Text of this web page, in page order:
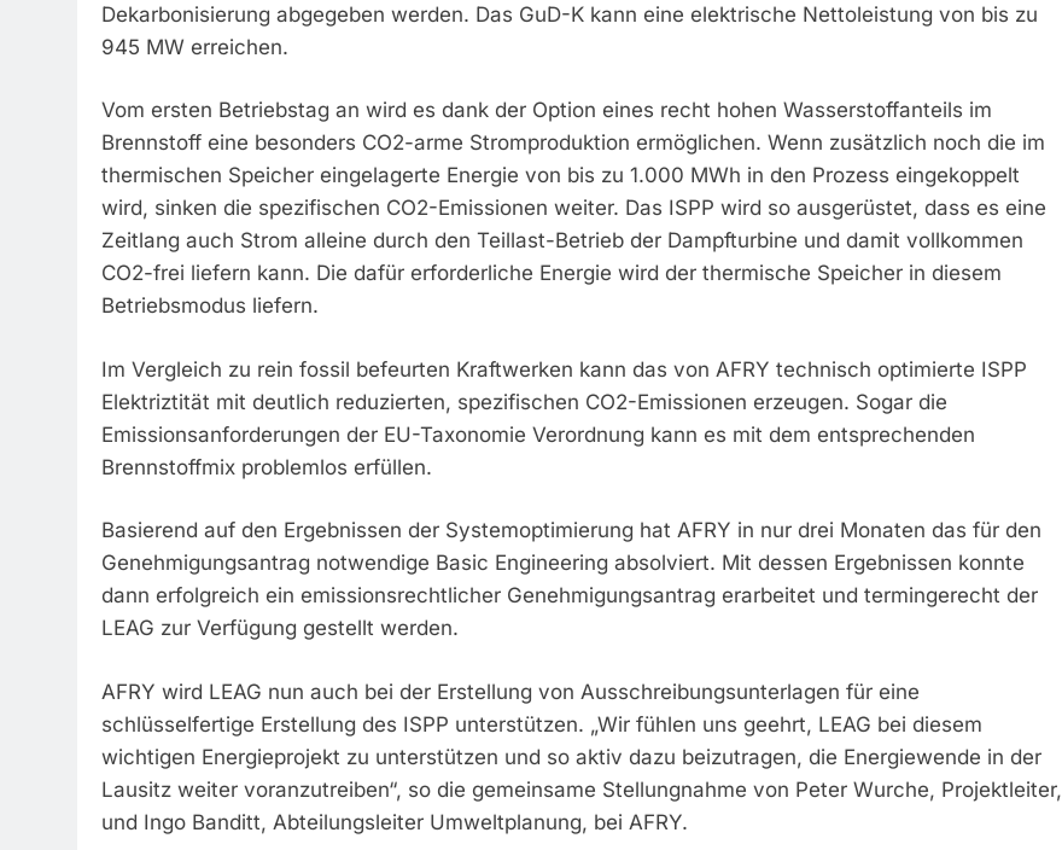
Dekarbonisierung abgegeben werden. Das GuD-K kann eine elektrische Nettoleistung von bis zu
945 MW erreichen.
Vom ersten Betriebstag an wird es dank der Option eines recht hohen Wasserstoffanteils im
Brennstoff eine besonders CO2-arme Stromproduktion ermöglichen. Wenn zusätzlich noch die im
thermischen Speicher eingelagerte Energie von bis zu 1.000 MWh in den Prozess eingekoppelt
wird, sinken die spezifischen CO2-Emissionen weiter. Das ISPP wird so ausgerüstet, dass es eine
Zeitlang auch Strom alleine durch den Teillast-Betrieb der Dampfturbine und damit vollkommen
CO2-frei liefern kann. Die dafür erforderliche Energie wird der thermische Speicher in diesem
Betriebsmodus liefern.
Im Vergleich zu rein fossil befeurten Kraftwerken kann das von AFRY technisch optimierte ISPP
Elektriztität mit deutlich reduzierten, spezifischen CO2-Emissionen erzeugen. Sogar die
Emissionsanforderungen der EU-Taxonomie Verordnung kann es mit dem entsprechenden
Brennstoffmix problemlos erfüllen.
Basierend auf den Ergebnissen der Systemoptimierung hat AFRY in nur drei Monaten das für den
Genehmigungsantrag notwendige Basic Engineering absolviert. Mit dessen Ergebnissen konnte
dann erfolgreich ein emissionsrechtlicher Genehmigungsantrag erarbeitet und termingerecht der
LEAG zur Verfügung gestellt werden.
AFRY wird LEAG nun auch bei der Erstellung von Ausschreibungsunterlagen für eine
schlüsselfertige Erstellung des ISPP unterstützen. „Wir fühlen uns geehrt, LEAG bei diesem
wichtigen Energieprojekt zu unterstützen und so aktiv dazu beizutragen, die Energiewende in der
Lausitz weiter voranzutreiben“, so die gemeinsame Stellungnahme von Peter Wurche, Projektleiter,
und Ingo Banditt, Abteilungsleiter Umweltplanung, bei AFRY.